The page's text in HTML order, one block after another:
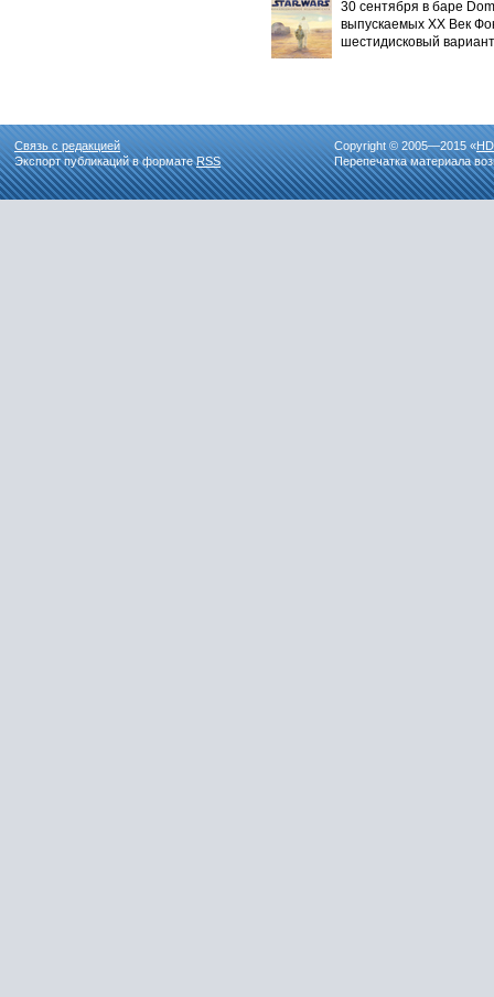
30 сентября в баре
выпускаемых ХХ Век
шестидисковый
Связь с редакцией
Экспорт публикаций в форматеRSS
Copyright © 2005—2015 «
Перепечатка материала